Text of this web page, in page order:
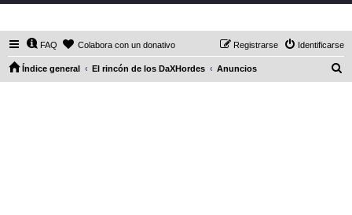
FAQ Colabora con un donativo Identificarse
Registrarse
Índice general El rincón de los DaXHordes Anuncios